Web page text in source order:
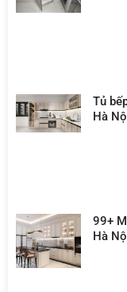
Tủ
Hà
99+
Hà